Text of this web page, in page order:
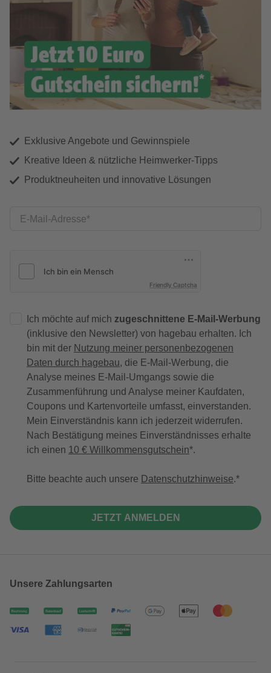
Exklusive Angebote und Gewinnspiele
Kreative Ideen & nützliche Heimwerker-Tipps
Produktneuheiten und innovative Lösungen
E-Mail-Adresse
Friendly Captcha
Ich möchte auf mich zugeschnittene E-Mail-Werbung
(inklusive den Newsletter) von hagebau erhalten. Ich
bin mit der Nutzung meiner personenbezogenen
Daten durch hagebau, die E-Mail-Werbung, die
Analyse meines E-Mail-Umgangs sowie die
Zusammenführung und Analyse meiner Kaufdaten,
Coupons und Kartenvorteile umfasst, einverstanden.
Mein Einverständnis kann ich jederzeit widerrufen.
Nach Bestätigung meines Einverständnisses erhalte
ich einen 10 € Willkommensgutschein*.
Bitte beachte auch unsere Datenschutzhinweise.
JETZT ANMELDEN
Unsere Zahlungsarten